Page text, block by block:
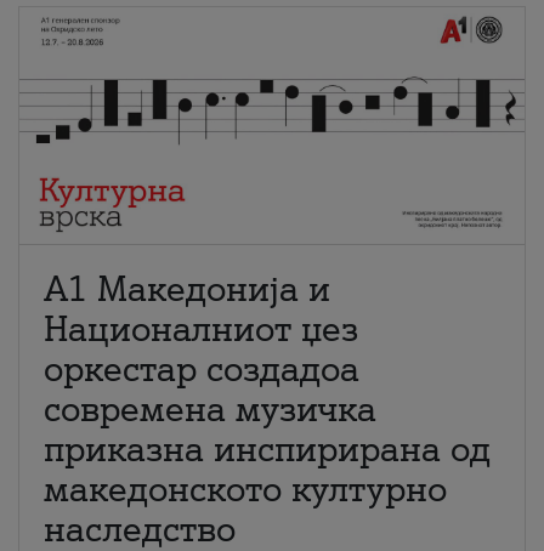
А1 Македонија и
Националниот џез
оркестар создадоа
современа музичка
приказна инспирирана од
македонското културно
наследство